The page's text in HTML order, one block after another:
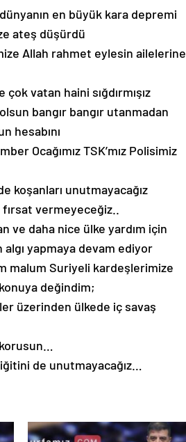
en büyük kara depremi
ateş düşürdü
Allah rahmet eylesin ailelerine
vatan haini sığdırmışız
bangır bangır utanmadan
hesabını
Ocağımız TSK’mız Polisimiz
koşanları unutmayacağız
vermeyeceğiz..
ve daha nice ülke yardım için
algı yapmaya devam ediyor
malum Suriyeli kardeşlerimize
değindim;
üzerinden ülkede iç savaş
de unutmayacağız…